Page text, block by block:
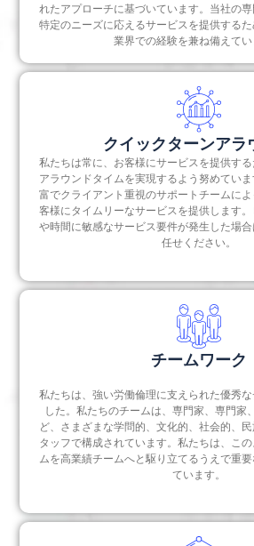
れたアプローチに基づいています。当社の
特定のニーズに応えるサービスを提供する
業界での経験を兼ね備えてい
クイックターンアラ
私たちは常に、お客様にサービスを提供す
アラウンドタイムを実現するよう努めてい
富でクライアント重視のサポートチームに
客様にタイムリーなサービスを提供します
や時間に敏感なサービス要件が発生した場
任せください。
チームワーク
私たちは、強い労働倫理に支えられた優秀
した。私たちのチームは、専門家、専門家
ど、さまざまな学問的、文化的、社会的、
タッフで構成されています。私たちは、こ
ムを高業績チームへと駆り立てるうえで重
ています。